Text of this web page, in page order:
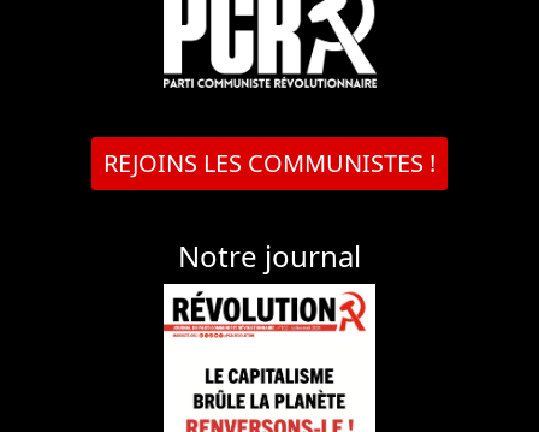
REJOINS LES COMMUNISTES !
Notre journal